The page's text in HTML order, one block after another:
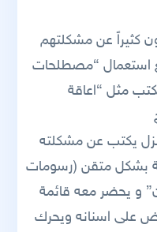
كثيراً عن مشكلتهم
استعمال “مصطلحات
مثل “اعاقة
يكتب عن مشكلته
بشكل متقن (رسومات
و يحضر معه قائمة
على اسنانه ويحرك